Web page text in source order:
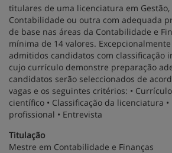
titulares de uma licenciatura em Gestão,
Contabilidade ou outra com adequada
de base nas áreas da Contabilidade e
mínima de 14 valores.
admitidos candidatos com classificação
cujo currículo demonstre preparação
candidatos serão seleccionados de
vagas e os seguintes critérios: •
científico • Classificação da licenciatura
profissional • Entrevista
Titulação
Mestre em Contabilidade e Finanças